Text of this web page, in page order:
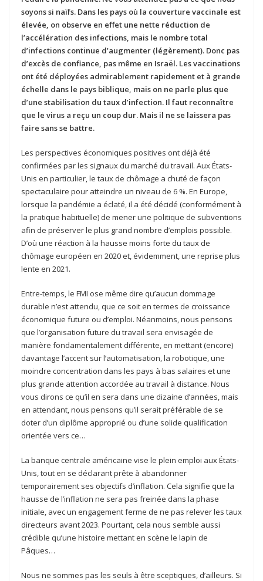
soyons si naïfs. Dans les pays où la couverture vaccinale est
élevée, on observe en effet une nette réduction de
l’accélération des infections, mais le nombre total
d’infections continue d’augmenter (légèrement). Donc pas
d’excès de confiance, pas même en Israël. Les vaccinations
ont été déployées admirablement rapidement et à grande
échelle dans le pays biblique, mais on ne parle plus que
d’une stabilisation du taux d’infection. Il faut reconnaître
que le virus a reçu un coup dur. Mais il ne se laissera pas
faire sans se battre.
Les perspectives économiques positives ont déjà été
confirmées par les signaux du marché du travail. Aux États-
Unis en particulier, le taux de chômage a chuté de façon
spectaculaire pour atteindre un niveau de 6 %. En Europe,
lorsque la pandémie a éclaté, il a été décidé (conformément à
la pratique habituelle) de mener une politique de subventions
afin de préserver le plus grand nombre d’emplois possible.
D’où une réaction à la hausse moins forte du taux de
chômage européen en 2020 et, évidemment, une reprise plus
lente en 2021.
Entre-temps, le FMI ose même dire qu’aucun dommage
durable n’est attendu, que ce soit en termes de croissance
économique future ou d’emploi. Néanmoins, nous pensons
que l’organisation future du travail sera envisagée de
manière fondamentalement différente, en mettant (encore)
davantage l’accent sur l’automatisation, la robotique, une
moindre concentration dans les pays à bas salaires et une
plus grande attention accordée au travail à distance. Nous
vous dirons ce qu’il en sera dans une dizaine d’années, mais
en attendant, nous pensons qu’il serait préférable de se
doter d’un diplôme approprié ou d’une solide qualification
orientée vers ce…
La banque centrale américaine vise le plein emploi aux États-
Unis, tout en se déclarant prête à abandonner
temporairement ses objectifs d’inflation. Cela signifie que la
hausse de l’inflation ne sera pas freinée dans la phase
initiale, avec un engagement ferme de ne pas relever les taux
directeurs avant 2023. Pourtant, cela nous semble aussi
crédible qu’une histoire mettant en scène le lapin de
Pâques…
Nous ne sommes pas les seuls à être sceptiques, d’ailleurs. Si